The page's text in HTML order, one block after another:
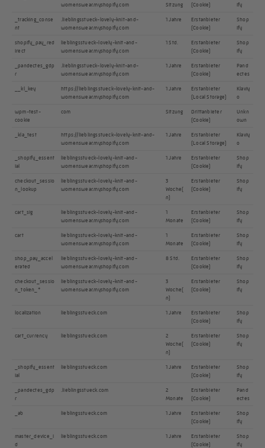
womenswear.myshopify.com
Sitzung
(Cookie)
ify
_tracking_conse
nt
.lieblingsstueck-lovely-knit-and-
womenswear.myshopify.com
1 Jahre
Erstanbieter
(Cookie)
Shop
ify
shopify_pay_red
irect
lieblingsstueck-lovely-knit-and-
womenswear.myshopify.com
1 Std.
Erstanbieter
(Cookie)
Shop
ify
_pandectes_gdp
r
.lieblingsstueck-lovely-knit-and-
womenswear.myshopify.com
1 Jahre
Erstanbieter
(Cookie)
Pand
ectes
__kl_key
https://lieblingsstueck-lovely-knit-and-
womenswear.myshopify.com
1 Jahre
Erstanbieter
(Local Storage)
Klaviy
o
wpm-test-
cookie
com Sitzung
Drittanbieter
(Cookie)
Unkn
own
_kla_test
https://lieblingsstueck-lovely-knit-and-
womenswear.myshopify.com
1 Jahre
Erstanbieter
(Local Storage)
Klaviy
o
_shopify_essent
ial
lieblingsstueck-lovely-knit-and-
womenswear.myshopify.com
1 Jahre
Erstanbieter
(Cookie)
Shop
ify
checkout_sessio
n_lookup
lieblingsstueck-lovely-knit-and-
womenswear.myshopify.com
3
Woche(
n)
Erstanbieter
(Cookie)
Shop
ify
cart_sig
lieblingsstueck-lovely-knit-and-
womenswear.myshopify.com
1
Monate
Erstanbieter
(Cookie)
Shop
ify
cart
lieblingsstueck-lovely-knit-and-
womenswear.myshopify.com
1
Monate
Erstanbieter
(Cookie)
Shop
ify
shop_pay_accel
erated
lieblingsstueck-lovely-knit-and-
womenswear.myshopify.com
8 Std.
Erstanbieter
(Cookie)
Shop
ify
checkout_sessio
n_token_*
lieblingsstueck-lovely-knit-and-
womenswear.myshopify.com
3
Woche(
n)
Erstanbieter
(Cookie)
Shop
ify
localization lieblingsstueck.com 1 Jahre
Erstanbieter
(Cookie)
Shop
ify
cart_currency lieblingsstueck.com
2
Woche(
n)
Erstanbieter
(Cookie)
Shop
ify
_shopify_essent
ial
lieblingsstueck.com 1 Jahre
Erstanbieter
(Cookie)
Shop
ify
_pandectes_gdp
r
.lieblingsstueck.com
2
Monate
Erstanbieter
(Cookie)
Pand
ectes
_ab lieblingsstueck.com 1 Jahre
Erstanbieter
(Cookie)
Shop
ify
master_device_i
d
lieblingsstueck.com 1 Jahre
Erstanbieter
(Cookie)
Shop
ify